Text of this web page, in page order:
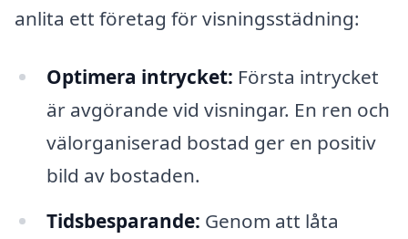
anlita ett företag för visningsstädning:
Optimera intrycket: Första intrycket
är avgörande vid visningar. En ren och
välorganiserad bostad ger en positiv
bild av bostaden.
Tidsbesparande: Genom att låta